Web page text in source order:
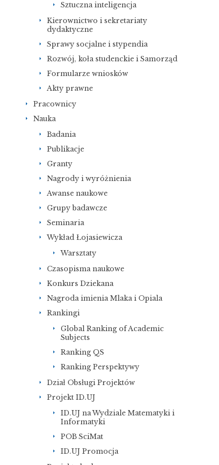
Sztuczna inteligencja
Kierownictwo i sekretariaty
dydaktyczne
Sprawy socjalne i stypendia
Rozwój, koła studenckie i Samorząd
Formularze wniosków
Akty prawne
Pracownicy
Nauka
Badania
Publikacje
Granty
Nagrody i wyróżnienia
Awanse naukowe
Grupy badawcze
Seminaria
Wykład Łojasiewicza
Warsztaty
Czasopisma naukowe
Konkurs Dziekana
Nagroda imienia Mlaka i Opiala
Rankingi
Global Ranking of Academic
Subjects
Ranking QS
Ranking Perspektywy
Dział Obsługi Projektów
Projekt ID.UJ
ID.UJ na Wydziale Matematyki i
Informatyki
POB SciMat
ID.UJ Promocja